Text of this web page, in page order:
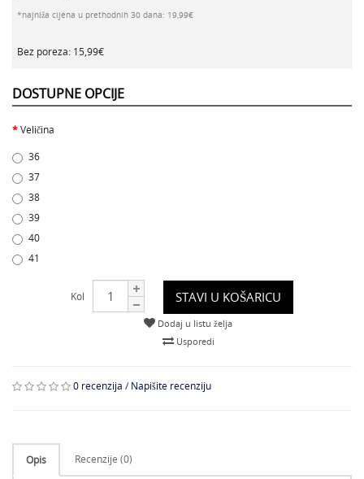
*najniža cijena u prethodnih 30 dana: 19,99€
Bez poreza: 15,99€
DOSTUPNE OPCIJE
Veličina
36
37
38
39
40
41
Kol STAVI U KOŠARICU
Dodaj u listu želja
Usporedi
0 recenzija / Napišite recenziju
Opis Recenzije (0)